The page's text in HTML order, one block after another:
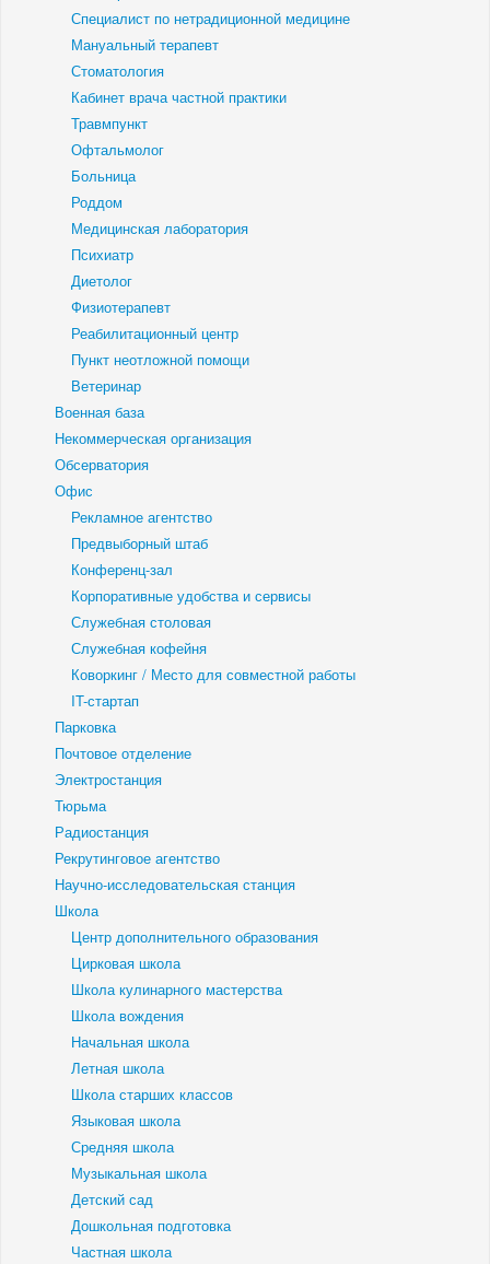
Специалист по нетрадиционной медицине
Мануальный терапевт
Стоматология
Кабинет врача частной практики
Травмпункт
Офтальмолог
Больница
Роддом
Медицинская лаборатория
Психиатр
Диетолог
Физиотерапевт
Реабилитационный центр
Пункт неотложной помощи
Ветеринар
Военная база
Некоммерческая организация
Обсерватория
Офис
Рекламное агентство
Предвыборный штаб
Конференц-зал
Корпоративные удобства и сервисы
Служебная столовая
Служебная кофейня
Коворкинг / Место для совместной работы
IT-стартап
Парковка
Почтовое отделение
Электростанция
Тюрьма
Радиостанция
Рекрутинговое агентство
Научно-исследовательская станция
Школа
Центр дополнительного образования
Цирковая школа
Школа кулинарного мастерства
Школа вождения
Начальная школа
Летная школа
Школа старших классов
Языковая школа
Средняя школа
Музыкальная школа
Детский сад
Дошкольная подготовка
Частная школа